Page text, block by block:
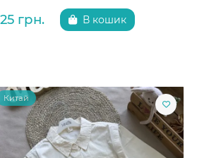
грн. В кошик
Китай